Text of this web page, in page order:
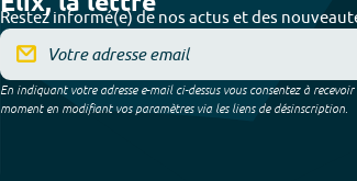
Restez informé(e) de nos actus et des
En indiquant votre adresse e-mail ci-dessus vous consentez à
moment en modifiant vos paramètres via les liens de désinscription.